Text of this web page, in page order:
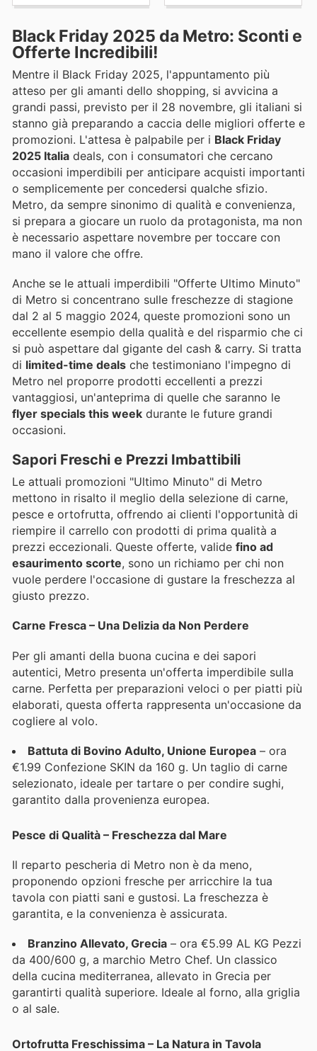
Black Friday 2025 da Metro: Sconti e
Offerte Incredibili!
Mentre il Black Friday 2025, l'appuntamento più
atteso per gli amanti dello shopping, si avvicina a
grandi passi, previsto per il 28 novembre, gli italiani si
stanno già preparando a caccia delle migliori offerte e
promozioni. L'attesa è palpabile per i Black Friday
2025 Italia deals, con i consumatori che cercano
occasioni imperdibili per anticipare acquisti importanti
o semplicemente per concedersi qualche sfizio.
Metro, da sempre sinonimo di qualità e convenienza,
si prepara a giocare un ruolo da protagonista, ma non
è necessario aspettare novembre per toccare con
mano il valore che offre.
Anche se le attuali imperdibili "Offerte Ultimo Minuto"
di Metro si concentrano sulle freschezze di stagione
dal 2 al 5 maggio 2024, queste promozioni sono un
eccellente esempio della qualità e del risparmio che ci
si può aspettare dal gigante del cash & carry. Si tratta
di limited-time deals che testimoniano l'impegno di
Metro nel proporre prodotti eccellenti a prezzi
vantaggiosi, un'anteprima di quelle che saranno le
flyer specials this week durante le future grandi
occasioni.
Sapori Freschi e Prezzi Imbattibili
Le attuali promozioni "Ultimo Minuto" di Metro
mettono in risalto il meglio della selezione di carne,
pesce e ortofrutta, offrendo ai clienti l'opportunità di
riempire il carrello con prodotti di prima qualità a
prezzi eccezionali. Queste offerte, valide fino ad
esaurimento scorte, sono un richiamo per chi non
vuole perdere l'occasione di gustare la freschezza al
giusto prezzo.
Carne Fresca – Una Delizia da Non Perdere
Per gli amanti della buona cucina e dei sapori
autentici, Metro presenta un'offerta imperdibile sulla
carne. Perfetta per preparazioni veloci o per piatti più
elaborati, questa offerta rappresenta un'occasione da
cogliere al volo.
Battuta di Bovino Adulto, Unione Europea – ora
€1.99 Confezione SKIN da 160 g. Un taglio di carne
selezionato, ideale per tartare o per condire sughi,
garantito dalla provenienza europea.
Pesce di Qualità – Freschezza dal Mare
Il reparto pescheria di Metro non è da meno,
proponendo opzioni fresche per arricchire la tua
tavola con piatti sani e gustosi. La freschezza è
garantita, e la convenienza è assicurata.
Branzino Allevato, Grecia – ora €5.99 AL KG Pezzi
da 400/600 g, a marchio Metro Chef. Un classico
della cucina mediterranea, allevato in Grecia per
garantirti qualità superiore. Ideale al forno, alla griglia
o al sale.
Ortofrutta Freschissima – La Natura in Tavola